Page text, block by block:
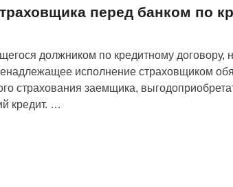
перед банком по
должником по кредитному договору,
исполнение страховщиком
страхования заемщика,
кредит. …